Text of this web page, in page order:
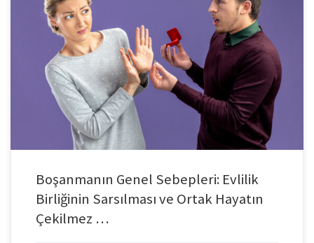
Boşanmanın Genel Sebepleri: Evlilik
Birliğinin Sarsılması ve Ortak Hayatın
Çekilmez …